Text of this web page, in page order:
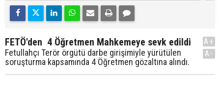
FETÖ'den 4 Öğretmen Mahkemeye sevk edildi
Fetullahçı Terör örgütü darbe girişimiyle yürütülen
soruşturma kapsamında 4 Öğretmen gözaltına alındı.
A+
A-